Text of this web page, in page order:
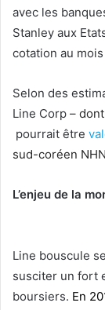
avec les
Stanley aux
cotation au
Selon des
Line Corp –
pourrait être
sud-coréen
L’enjeu de la
Line bouscule
susciter un fort
boursiers. En